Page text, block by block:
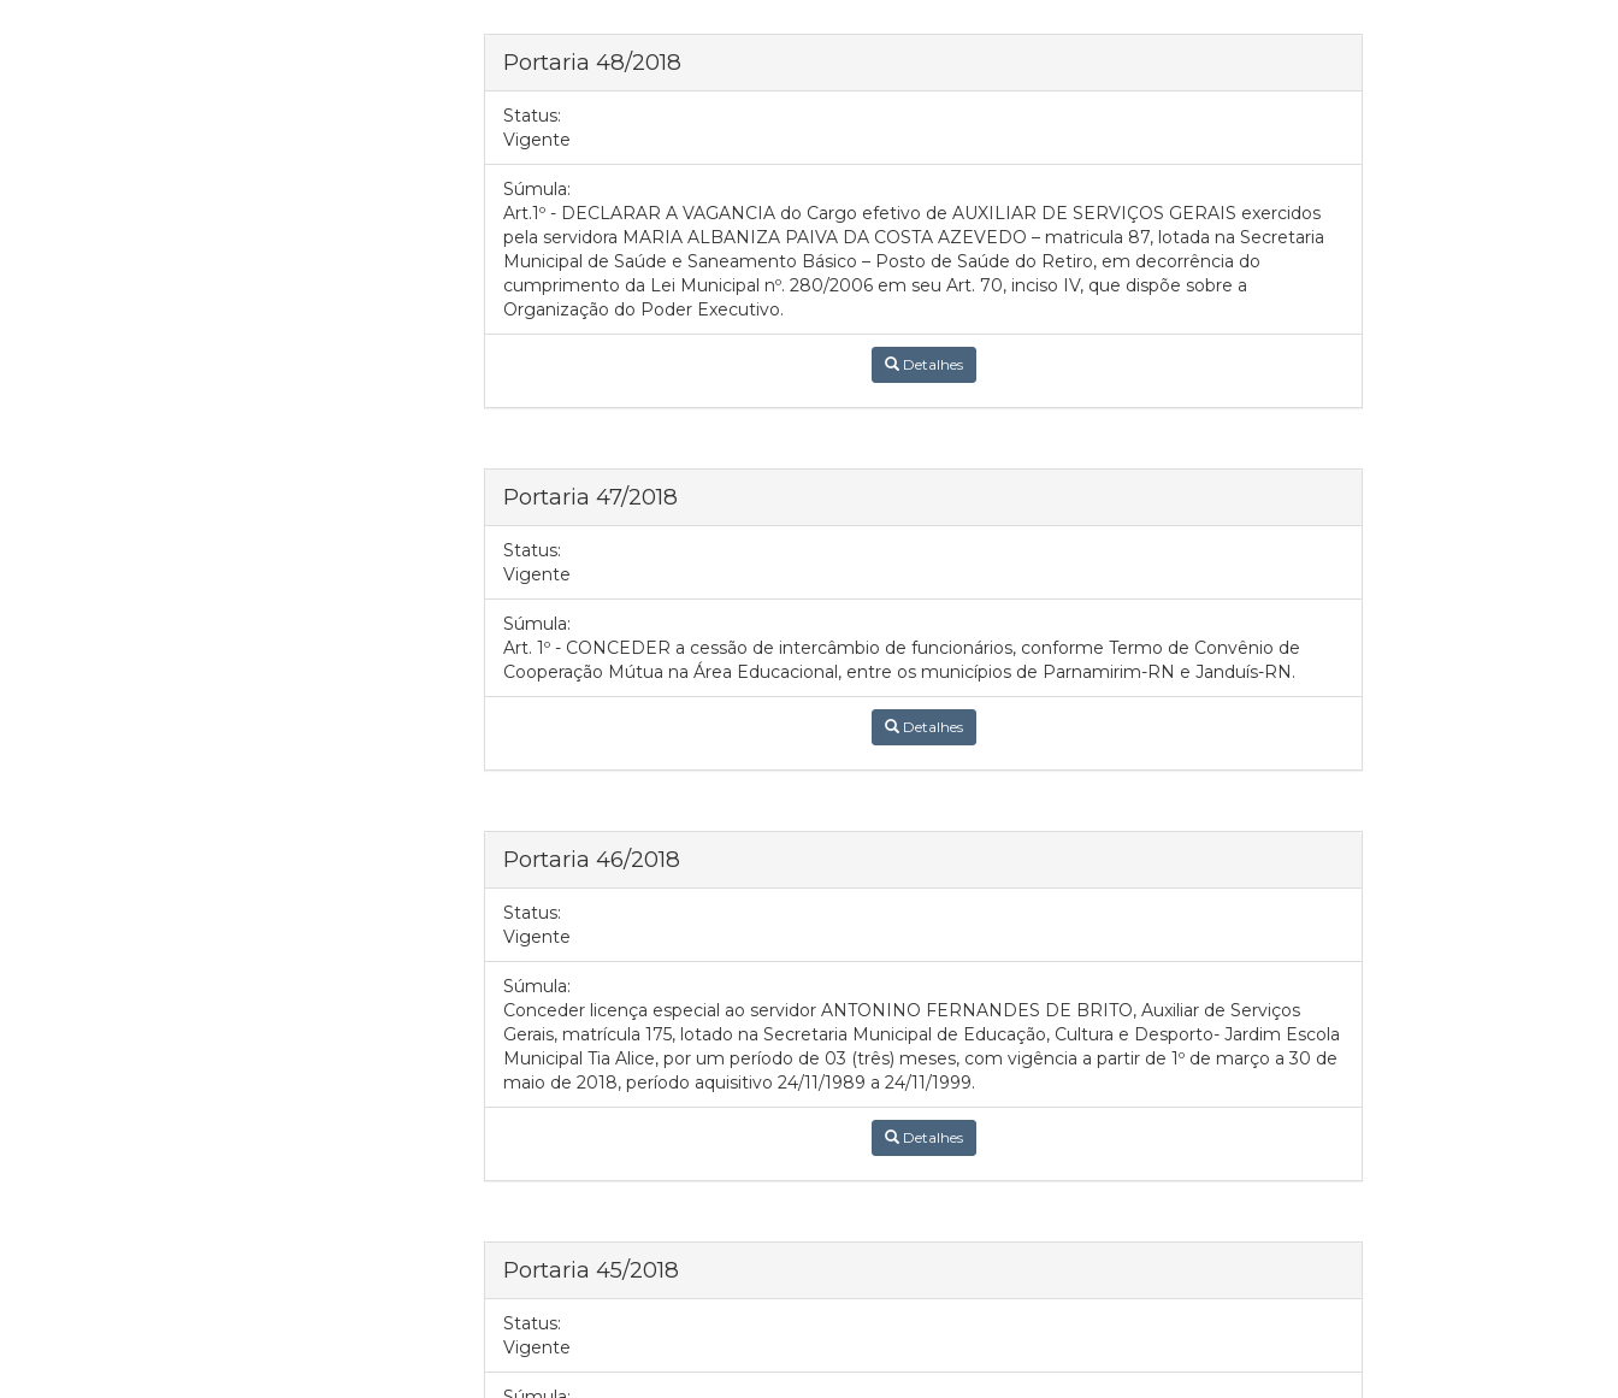
Portaria 48/2018
Status:
Vigente
Súmula:
Art.1º - DECLARAR A VAGANCIA do Cargo efetivo de AUXILIAR DE SERVIÇOS GERAIS exercidos
pela servidora MARIA ALBANIZA PAIVA DA COSTA AZEVEDO – matricula 87, lotada na Secretaria
Municipal de Saúde e Saneamento Básico – Posto de Saúde do Retiro, em decorrência do
cumprimento da Lei Municipal nº. 280/2006 em seu Art. 70, inciso IV, que dispõe sobre a
Organização do Poder Executivo.
Detalhes
Portaria 47/2018
Status:
Vigente
Súmula:
Art. 1º - CONCEDER a cessão de intercâmbio de funcionários, conforme Termo de Convênio de
Cooperação Mútua na Área Educacional, entre os municípios de Parnamirim-RN e Janduís-RN.
Detalhes
Portaria 46/2018
Status:
Vigente
Súmula:
Conceder licença especial ao servidor ANTONINO FERNANDES DE BRITO, Auxiliar de Serviços
Gerais, matrícula 175, lotado na Secretaria Municipal de Educação, Cultura e Desporto- Jardim Escola
Municipal Tia Alice, por um período de 03 (três) meses, com vigência a partir de 1º de março a 30 de
maio de 2018, período aquisitivo 24/11/1989 a 24/11/1999.
Detalhes
Portaria 45/2018
Status:
Vigente